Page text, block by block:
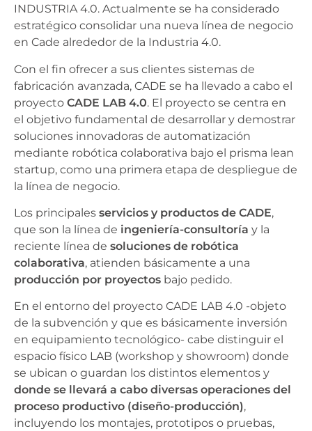
INDUSTRIA 4.0. Actualmente se ha considerado
estratégico consolidar una nueva línea de negocio
en Cade alrededor de la Industria 4.0.
Con el fin ofrecer a sus clientes sistemas de
fabricación avanzada, CADE se ha llevado a cabo el
proyecto CADE LAB 4.0. El proyecto se centra en
el objetivo fundamental de desarrollar y demostrar
soluciones innovadoras de automatización
mediante robótica colaborativa bajo el prisma lean
startup, como una primera etapa de despliegue de
la línea de negocio.
Los principales servicios y productos de CADE,
que son la línea de ingeniería-consultoría y la
reciente línea de soluciones de robótica
colaborativa, atienden básicamente a una
producción por proyectos bajo pedido.
En el entorno del proyecto CADE LAB 4.0 -objeto
de la subvención y que es básicamente inversión
en equipamiento tecnológico- cabe distinguir el
espacio físico LAB (workshop y showroom) donde
se ubican o guardan los distintos elementos y
donde se llevará a cabo diversas operaciones del
proceso productivo (diseño-producción),
incluyendo los montajes, prototipos o pruebas,